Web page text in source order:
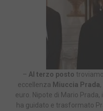
– Al terzo posto
eccellenza Miuccia Prada
euro. Nipote di Mario
ha guidato e trasformato